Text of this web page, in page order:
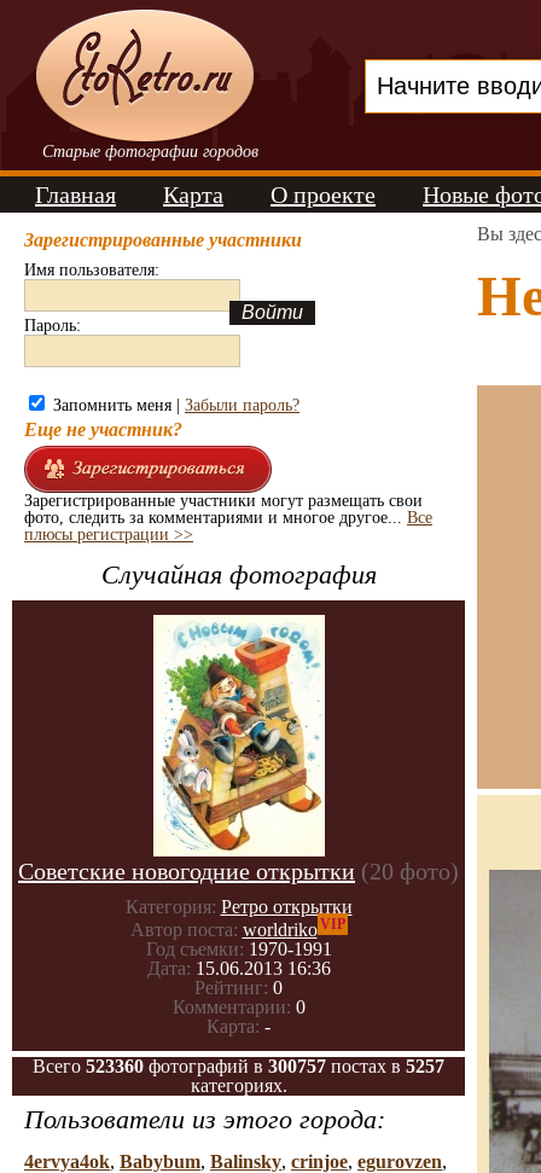
Старые фотографии городов
Главная Карта О проекте Новые
Зарегистрированные участники
Имя пользователя:
Пароль:
Запомнить меня | Забыли пароль?
Еще не участник?
Зарегистрированные участники могут размещать свои
фото, следить за комментариями и многое другое... Все
плюсы регистрации >>
Случайная фотография
Советские новогодние открытки (20 фото)
Категория: Ретро открытки
Автор поста: worldrikoVIP
Год съемки: 1970-1991
Дата: 15.06.2013 16:36
Рейтинг: 0
Комментарии: 0
Карта: -
Всего 523360 фотографий в 300757 постах в 5257
категориях.
Пользователи из этого города:
4ervya4ok, Babybum, Balinsky, crinjoe, egurovzen,
Вы